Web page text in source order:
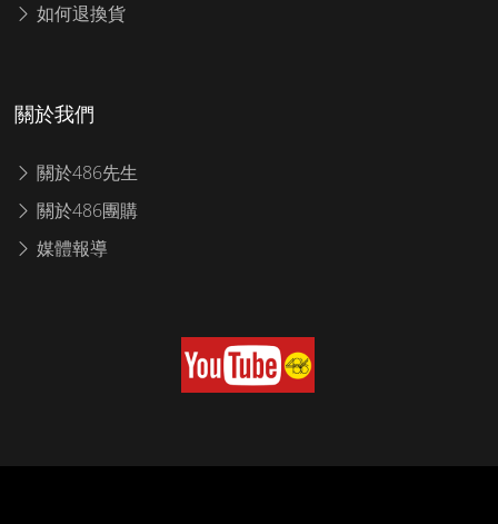
如何退換貨
關於我們
關於486先生
關於486團購
媒體報導